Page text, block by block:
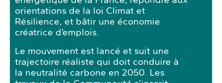
orientations de la loi Climat et
Résilience, et bâtir une économie
créatrice d’emplois.
Le mouvement est lancé et suit une
trajectoire réaliste qui doit conduire à
la neutralité carbone en 2050. Les